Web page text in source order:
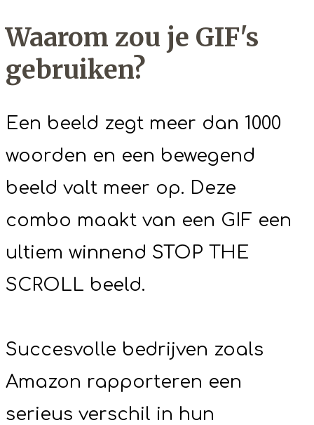
Waarom zou je GIF's
gebruiken?
Een beeld zegt meer dan 1000
woorden en een bewegend
beeld valt meer op. Deze
combo maakt van een GIF een
ultiem winnend STOP THE
SCROLL beeld.
Succesvolle bedrijven zoals
Amazon rapporteren een
serieus verschil in hun